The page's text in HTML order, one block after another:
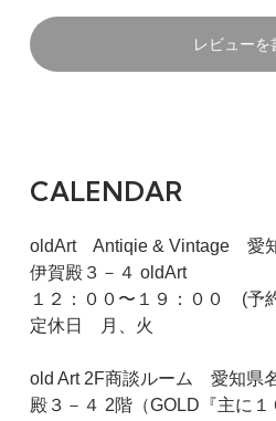
レビューを
CALENDAR
oldArt Antiqie & Vintage 愛
伊賀殿３－４ oldArt
１２：００〜１９：００ (予
定休日 月、火
old Art 2F商談ルーム 愛知県
殿３－４ 2階（GOLD『主に１